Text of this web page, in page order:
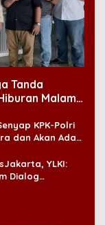
Tanda
Malam
KPK-Polri
dan Akan Ada
YLKI:
Dialog